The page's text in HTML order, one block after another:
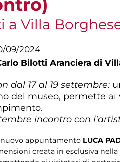
a Villa
09/2024
Bilotti Aranciera di
dal 17 al 19 settembre:
del museo, permette
incontro con
appuntamento LUCA
creata in esclusiva